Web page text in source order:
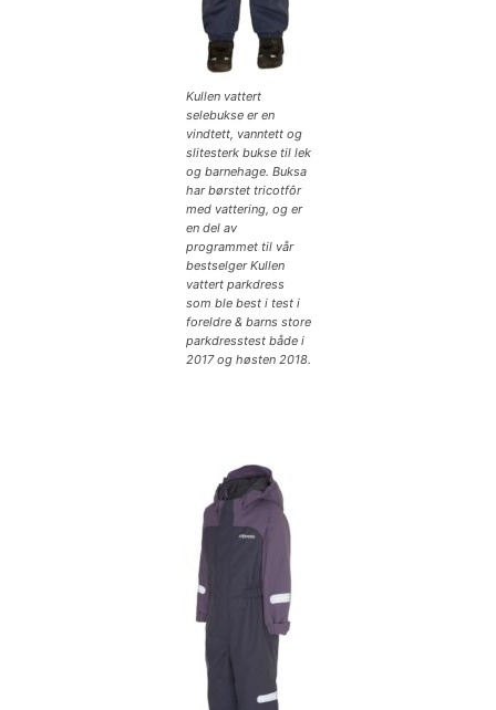
Kullen vattert
selebukse er en
vindtett, vanntett og
slitesterk bukse til lek
og barnehage. Buksa
har børstet tricotfôr
med vattering, og er
en del av
programmet til vår
bestselger Kullen
vattert parkdress
som ble best i test i
foreldre & barns store
parkdresstest både i
2017 og høsten 2018.